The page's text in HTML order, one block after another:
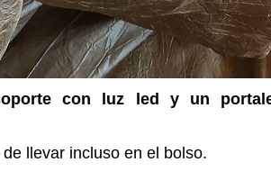
con luz led y un
llevar incluso en el bolso.